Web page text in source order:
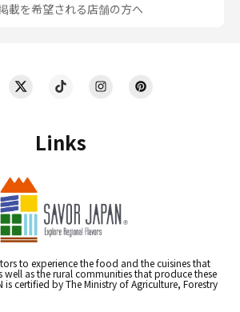
Links
to experience the food and the cuisines that
well as the rural communities that produce these
is certified by The Ministry of Agriculture, Forestry
載を希望される店舗の方へ